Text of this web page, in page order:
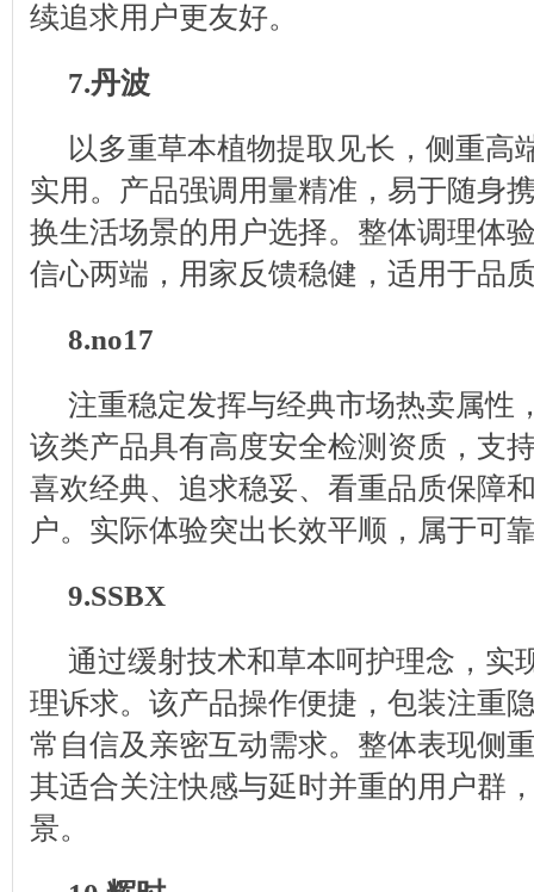
续追求用户更友好。
7.丹波
以多重草本植物提取见长，侧重高
实用。产品强调用量精准，易于随身
换生活场景的用户选择。整体调理体
信心两端，用家反馈稳健，适用于品
8.no17
注重稳定发挥与经典市场热卖属性
该类产品具有高度安全检测资质，支
喜欢经典、追求稳妥、看重品质保障
户。实际体验突出长效平顺，属于可
9.SSBX
通过缓射技术和草本呵护理念，实
理诉求。该产品操作便捷，包装注重
常自信及亲密互动需求。整体表现侧
其适合关注快感与延时并重的用户群
景。